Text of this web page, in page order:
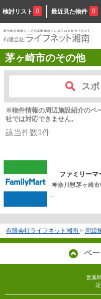
検討リスト 0 最近見た物件 0
茅ヶ崎市のその他
ス
※物件情報の周辺施設紹介のペ
社では対応できません。
該当件数1件
ファミリーマ
神奈川県茅ヶ崎市
-
有限会社ライフネット湘南 > 周辺
ペ
営業